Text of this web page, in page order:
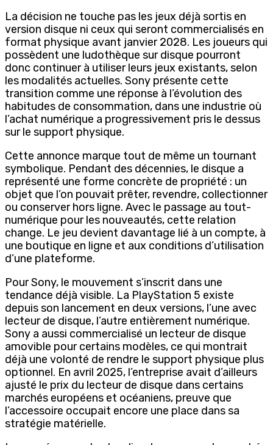
La décision ne touche pas les jeux déjà sortis en
version disque ni ceux qui seront commercialisés en
format physique avant janvier 2028. Les joueurs qui
possèdent une ludothèque sur disque pourront
donc continuer à utiliser leurs jeux existants, selon
les modalités actuelles. Sony présente cette
transition comme une réponse à l’évolution des
habitudes de consommation, dans une industrie où
l’achat numérique a progressivement pris le dessus
sur le support physique.
Cette annonce marque tout de même un tournant
symbolique. Pendant des décennies, le disque a
représenté une forme concrète de propriété : un
objet que l’on pouvait prêter, revendre, collectionner
ou conserver hors ligne. Avec le passage au tout-
numérique pour les nouveautés, cette relation
change. Le jeu devient davantage lié à un compte, à
une boutique en ligne et aux conditions d’utilisation
d’une plateforme.
Pour Sony, le mouvement s’inscrit dans une
tendance déjà visible. La PlayStation 5 existe
depuis son lancement en deux versions, l’une avec
lecteur de disque, l’autre entièrement numérique.
Sony a aussi commercialisé un lecteur de disque
amovible pour certains modèles, ce qui montrait
déjà une volonté de rendre le support physique plus
optionnel. En avril 2025, l’entreprise avait d’ailleurs
ajusté le prix du lecteur de disque dans certains
marchés européens et océaniens, preuve que
l’accessoire occupait encore une place dans sa
stratégie matérielle.